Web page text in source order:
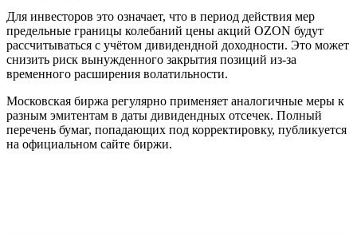
Для инвесторов это означает, что в период действия мер
предельные границы колебаний цены акций OZON будут
рассчитываться с учётом дивидендной доходности. Это может
снизить риск вынужденного закрытия позиций из-за
временного расширения волатильности.
Московская биржа регулярно применяет аналогичные меры к
разным эмитентам в даты дивидендных отсечек. Полный
перечень бумаг, попадающих под корректировку, публикуется
на официальном сайте биржи.